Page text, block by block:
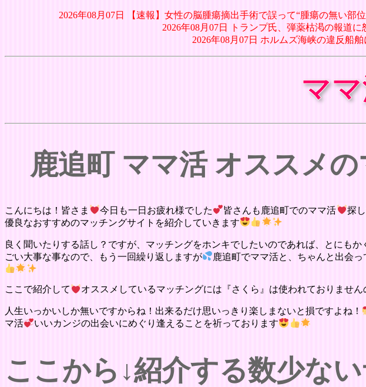
2026年08月07日 【速報】女性の脳腫瘍摘出手術で誤って“腫瘍の無い
2026年08月07日 トランプ氏、弾薬枯渇の報道
2026年08月07日 ホルムズ海峡の違反船
マ
鹿追町 ママ活 オススメ
こんにちは！皆さま 今日も一日お疲れ様でした 皆さんも鹿追町でのママ活 探
優良なおすすめのマッチングサイトを紹介していきます
良く聞いたりする話し？ですが、マッチングをホンキでしたいのであれば、とにも
ごい大事な事なので、もう一回繰り返しますが
鹿追町でママ活と、ちゃんと出会っ
ここで紹介して オススメしているマッチングには『さくら』は使われておりません
人生いっかいしか無いですからね！出来るだけ思いっきり楽しまないと損ですよね！
マ活
いいカンジの出会いにめぐり逢えることを祈っております
ここから↓紹介する数少な